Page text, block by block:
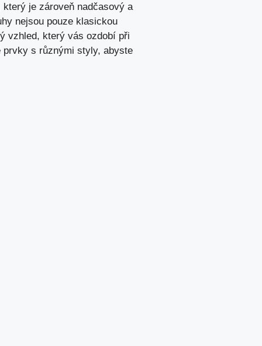
je zároveň nadčasový a
nejsou pouze klasickou
vzhled, který vás ozdobí při
s různými styly, abyste